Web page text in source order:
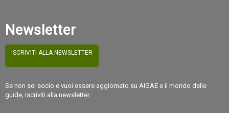
Newsletter
ISCRIVITI ALLA NEWSLETTER
Se non sei socio e vuoi essere aggiornato su AIGAE e il mondo delle
guide, iscriviti alla newsletter